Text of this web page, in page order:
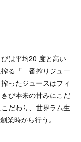
は平均20 度と高い
る「一番搾りジュー
ったジュースはフィ
び本来の甘みにこだ
だわり、世界ラム生
業時から行う。